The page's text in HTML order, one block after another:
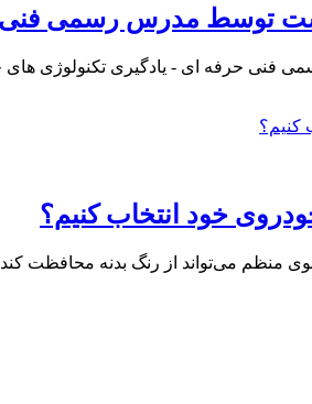
توسط مدرس رسمی
فنی حرفه‌ ای - یادگیری تکنولوژی های
خود انتخاب کنیم؟
منظم می‌تواند از رنگ بدنه محافظت